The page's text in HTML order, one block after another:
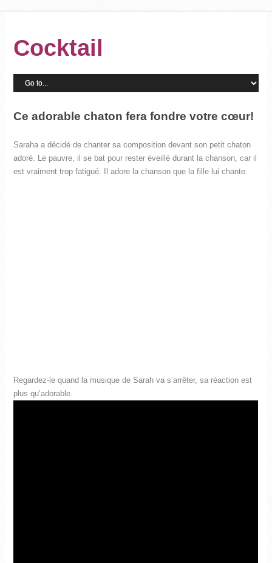
Cocktail
Ce adorable chaton fera fondre votre cœur!
Saraha a décidé de chanter sa composition devant son petit chaton
adoré. Le pauvre, il se bat pour rester éveillé durant la chanson, car il
est vraiment trop fatigué. Il adore la chanson que la fille lui chante.
Regardez-le quand la musique de Sarah va s’arrêter, sa réaction est
plus qu’adorable.